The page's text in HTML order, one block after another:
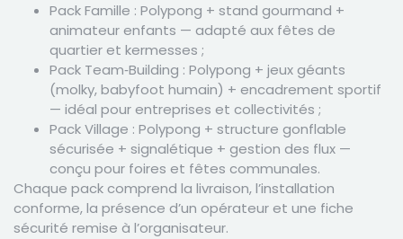
Pack Famille : Polypong + stand gourmand +
animateur enfants — adapté aux fêtes de
quartier et kermesses ;
Pack Team‑Building : Polypong + jeux géants
(molky, babyfoot humain) + encadrement sportif
— idéal pour entreprises et collectivités ;
Pack Village : Polypong + structure gonflable
sécurisée + signalétique + gestion des flux —
conçu pour foires et fêtes communales.
Chaque pack comprend la livraison, l’installation
conforme, la présence d’un opérateur et une fiche
sécurité remise à l’organisateur.